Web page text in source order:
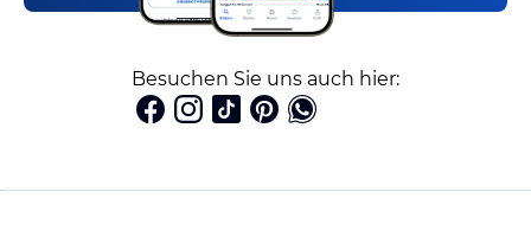
Besuchen Sie uns auch hier: